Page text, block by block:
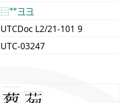
⿳艹彐彐
UTCDoc L2/21-101 9
UTC-03247